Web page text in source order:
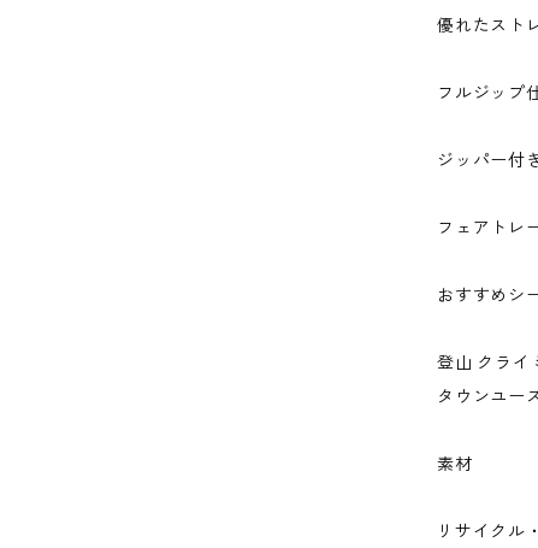
優れたスト
フルジップ
ジッパー付
フェアトレ
おすすめシ
登山 クライ
タウンユー
素材
リサイクル